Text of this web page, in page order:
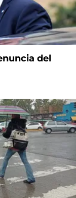
del